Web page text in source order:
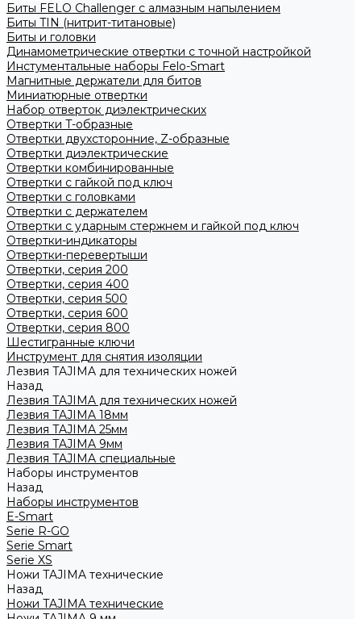
Биты FELO Challenger с алмазным напылением
Биты TIN (нитрит-титановые)
Биты и головки
Динамометрические отвертки с точной настройкой
Инстументальные наборы Felo-Smart
Магнитные держатели для битов
Миниатюрные отвертки
Набор отверток диэлектрических
Отвертки T-образные
Отвертки двухсторонние, Z-образные
Отвертки диэлектрические
Отвертки комбинированные
Отвертки с гайкой под ключ
Отвертки с головками
Отвертки с держателем
Отвертки с ударным стержнем и гайкой под ключ
Отвертки-индикаторы
Отвертки-перевертыши
Отвертки, серия 200
Отвертки, серия 400
Отвертки, серия 500
Отвертки, серия 600
Отвертки, серия 800
Шестигранные ключи
Инструмент для снятия изоляции
Лезвия TAJIMA для технических ножей
Назад
Лезвия TAJIMA для технических ножей
Лезвия TAJIMA 18мм
Лезвия TAJIMA 25мм
Лезвия TAJIMA 9мм
Лезвия TAJIMA специальные
Наборы инструментов
Назад
Наборы инструментов
E-Smart
Serie R-GO
Serie Smart
Serie XS
Ножи TAJIMA технические
Назад
Ножи TAJIMA технические